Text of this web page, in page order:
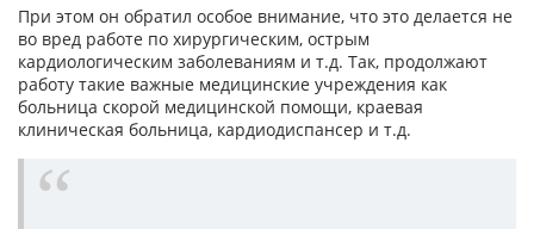
При этом он обратил особое внимание, что это делается не
во вред работе по хирургическим, острым
кардиологическим заболеваниям и т.д. Так, продолжают
работу такие важные медицинские учреждения как
больница скорой медицинской помощи, краевая
клиническая больница, кардиодиспансер и т.д.